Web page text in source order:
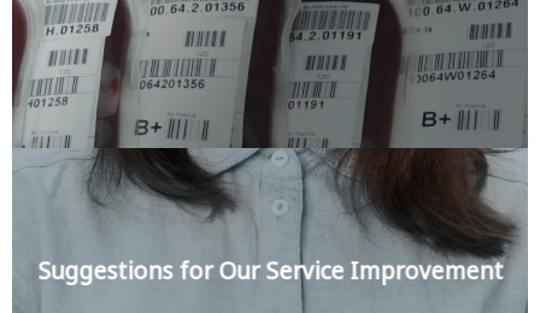
Suggestions for Our Service Improvement